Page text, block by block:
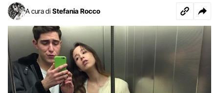
A cura di Stefania Rocco